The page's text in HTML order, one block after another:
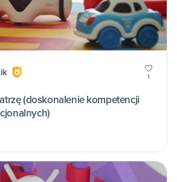
1
(doskonalenie kompetencji